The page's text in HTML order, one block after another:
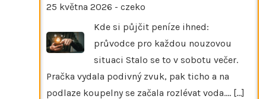
25 května 2026 - czeko
Kde si půjčit peníze ihned:
průvodce pro každou nouzovou
situaci Stalo se to v sobotu večer.
Pračka vydala podivný zvuk, pak ticho a na
podlaze koupelny se začala rozlévat voda.… [...]